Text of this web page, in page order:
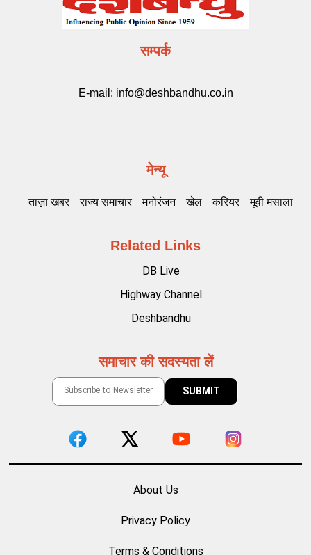
सम्पर्क
E-mail: info@deshbandhu.co.in
मेन्यू
ताज़ा खबर राज्य समाचार मनोरंजन खेल करियर मूवी मसाला
Related Links
DB Live
Highway Channel
Deshbandhu
समाचार की सदस्यता लें
About Us
Privacy Policy
Terms & Conditions